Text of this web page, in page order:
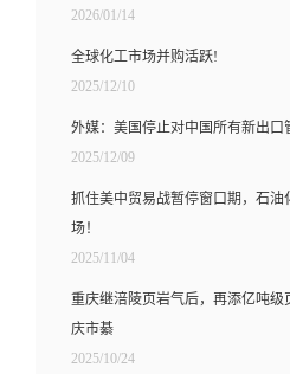
2026/01/14
全球化工市场并购活跃!
2025/12/10
外媒：美国停止对中国所有新出口
2025/12/09
抓住美中贸易战暂停窗口期，石
场！
2025/11/04
重庆继涪陵页岩气后，再添亿吨
庆市綦
2025/10/24